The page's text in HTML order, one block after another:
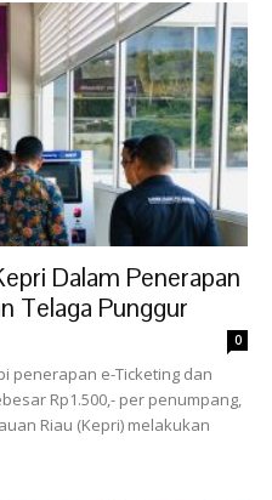
Dalam Penerapan
Telaga Punggur
0
penerapan e-Ticketing dan
Rp1.500,- per penumpang,
Riau (Kepri) melakukan